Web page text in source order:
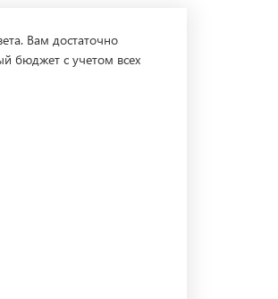
Вам достаточно
бюджет с учетом всех